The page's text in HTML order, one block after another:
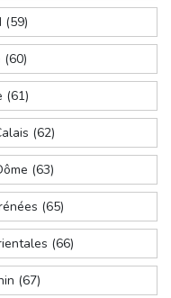
(59)
(60)
(61)
(62)
(63)
(65)
(66)
(67)